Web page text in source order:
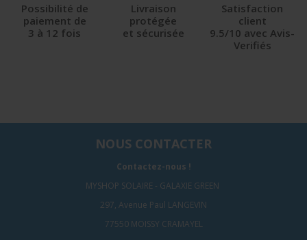
Possibilité de
paiement de
3 à 12 fois
Livraison
protégée
et sécurisée
Satisfaction
client
9.5/10 avec Avis-
Verifiés
NOUS CONTACTER
Contactez-nous !
MYSHOP SOLAIRE - GALAXIE GREEN
297, Avenue Paul LANGEVIN
77550 MOISSY CRAMAYEL